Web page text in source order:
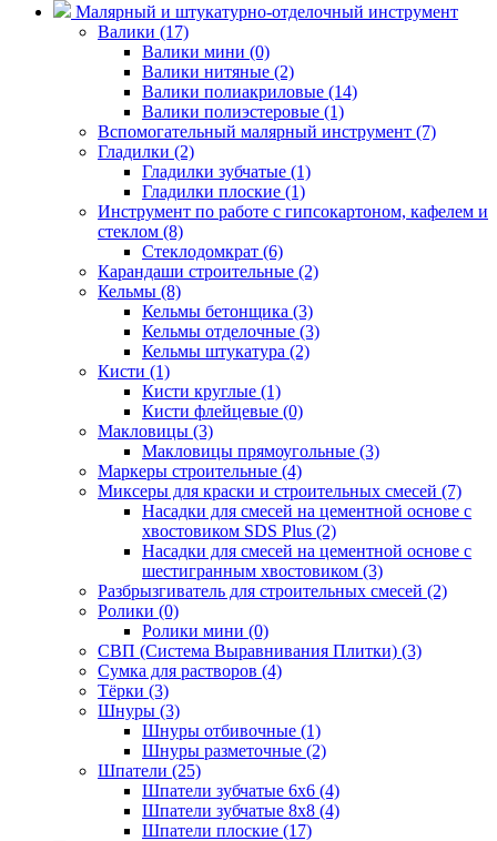
Малярный и штукатурно-отделочный инструмент
Валики (17)
Валики мини (0)
Валики нитяные (2)
Валики полиакриловые (14)
Валики полиэстеровые (1)
Вспомогательный малярный инструмент (7)
Гладилки (2)
Гладилки зубчатые (1)
Гладилки плоские (1)
Инструмент по работе с гипсокартоном, кафелем и
стеклом (8)
Стеклодомкрат (6)
Карандаши строительные (2)
Кельмы (8)
Кельмы бетонщика (3)
Кельмы отделочные (3)
Кельмы штукатура (2)
Кисти (1)
Кисти круглые (1)
Кисти флейцевые (0)
Макловицы (3)
Макловицы прямоугольные (3)
Маркеры строительные (4)
Миксеры для краски и строительных смесей (7)
Насадки для смесей на цементной основе с
хвостовиком SDS Plus (2)
Насадки для смесей на цементной основе с
шестигранным хвостовиком (3)
Разбрызгиватель для строительных смесей (2)
Ролики (0)
Ролики мини (0)
СВП (Система Выравнивания Плитки) (3)
Сумка для растворов (4)
Тёрки (3)
Шнуры (3)
Шнуры отбивочные (1)
Шнуры разметочные (2)
Шпатели (25)
Шпатели зубчатые 6х6 (4)
Шпатели зубчатые 8х8 (4)
Шпатели плоские (17)